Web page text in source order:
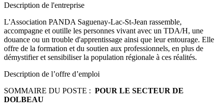
Description de l'entreprise
L'Association PANDA Saguenay-Lac-St-Jean rassemble,
accompagne et outille les personnes vivant avec un TDA/H, une
douance ou un trouble d'apprentissage ainsi que leur entourage. Elle
offre de la formation et du soutien aux professionnels, en plus de
démystifier et sensibiliser la population régionale à ces réalités.
Description de l’offre d’emploi
SOMMAIRE DU POSTE : POUR LE SECTEUR DE
DOLBEAU